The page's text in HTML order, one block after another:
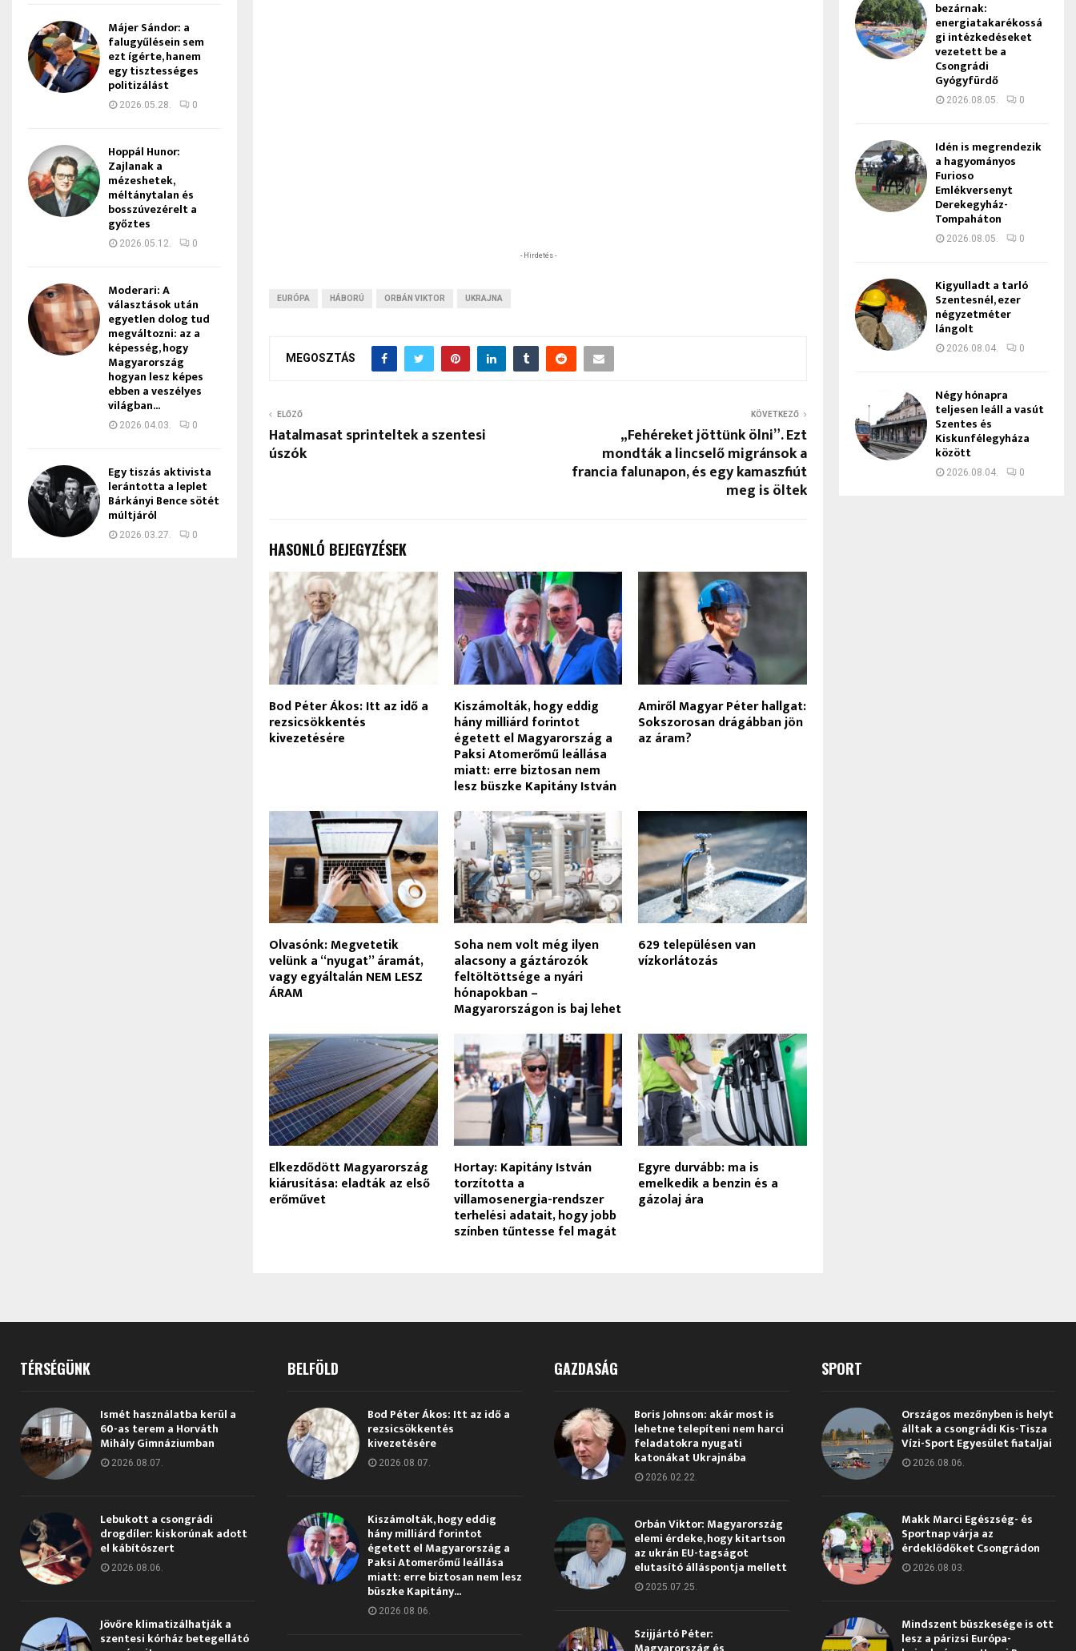
- Hirdetés -
EURÓPA HÁBORÚ ORBÁN VIKTOR UKRAJNA
MEGOSZTÁS
ELŐZŐ
Hatalmasat sprinteltek a szentesi
úszók
KÖVETKEZŐ
„Fehéreket jöttünk ölni”. Ezt
mondták a lincselő migránsok a
francia falunapon, és egy kamaszfiút
meg is öltek
HASONLÓ BEJEGYZÉSEK
Bod Péter Ákos: Itt az idő a
rezsicsökkentés
kivezetésére
Kiszámolták, hogy eddig
hány milliárd forintot
égetett el Magyarország a
Paksi Atomerőmű leállása
miatt: erre biztosan nem
lesz büszke Kapitány István
Amiről Magyar Péter hallgat:
Sokszorosan drágábban jön
az áram?
Olvasónk: Megvetetik
velünk a “nyugat” áramát,
vagy egyáltalán NEM LESZ
ÁRAM
Soha nem volt még ilyen
alacsony a gáztározók
feltöltöttsége a nyári
hónapokban –
Magyarországon is baj lehet
629 településen van
vízkorlátozás
Elkezdődött Magyarország
kiárusítása: eladták az első
erőművet
Hortay: Kapitány István
torzította a
villamosenergia-rendszer
terhelési adatait, hogy jobb
színben tűntesse fel magát
Egyre durvább: ma is
emelkedik a benzin és a
gázolaj ára
Májer Sándor: a
falugyűlésein sem
ezt ígérte, hanem
egy tisztességes
politizálást
2026.05.28. 0
Hoppál Hunor:
Zajlanak a
mézeshetek,
méltánytalan és
bosszúvezérelt a
győztes
2026.05.12. 0
Moderari: A
választások után
egyetlen dolog tud
megváltozni: az a
képesség, hogy
Magyarország
hogyan lesz képes
ebben a veszélyes
világban...
2026.04.03. 0
Egy tiszás aktivista
lerántotta a leplet
Bárkányi Bence sötét
múltjáról
2026.03.27. 0
bezárnak:
energiatakarékossá
gi intézkedéseket
vezetett be a
Csongrádi
Gyógyfürdő
2026.08.05. 0
Idén is megrendezik
a hagyományos
Furioso
Emlékversenyt
Derekegyház-
Tompaháton
2026.08.05. 0
Kigyulladt a tarló
Szentesnél, ezer
négyzetméter
lángolt
2026.08.04. 0
Négy hónapra
teljesen leáll a vasút
Szentes és
Kiskunfélegyháza
között
2026.08.04. 0
TÉRSÉGÜNK
Ismét használatba kerül a
60-as terem a Horváth
Mihály Gimnáziumban
2026.08.07.
Lebukott a csongrádi
drogdíler: kiskorúnak adott
el kábítószert
2026.08.06.
Jövőre klimatizálhatják a
szentesi kórház betegellátó
BELFÖLD
Bod Péter Ákos: Itt az idő a
rezsicsökkentés
kivezetésére
2026.08.07.
Kiszámolták, hogy eddig
hány milliárd forintot
égetett el Magyarország a
Paksi Atomerőmű leállása
miatt: erre biztosan nem lesz
büszke Kapitány...
2026.08.06.
GAZDASÁG
Boris Johnson: akár most is
lehetne telepíteni nem harci
feladatokra nyugati
katonákat Ukrajnába
2026.02.22.
Orbán Viktor: Magyarország
elemi érdeke, hogy kitartson
az ukrán EU-tagságot
elutasító álláspontja mellett
2025.07.25.
Szijjártó Péter:
SPORT
Országos mezőnyben is helyt
álltak a csongrádi Kis-Tisza
Vízi-Sport Egyesület fiataljai
2026.08.06.
Makk Marci Egészség- és
Sportnap várja az
érdeklődőket Csongrádon
2026.08.03.
Mindszent büszkesége is ott
lesz a párizsi Európa-